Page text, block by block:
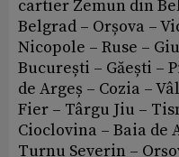
cartier Zemun din
Belgrad – Orșova –
Nicopole – Ruse –
București – Găești –
de Argeș – Cozia –
Fier – Târgu Jiu –
Cioclovina – Baia de
Turnu Severin –